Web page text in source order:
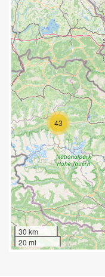
43
30 km
20 mi